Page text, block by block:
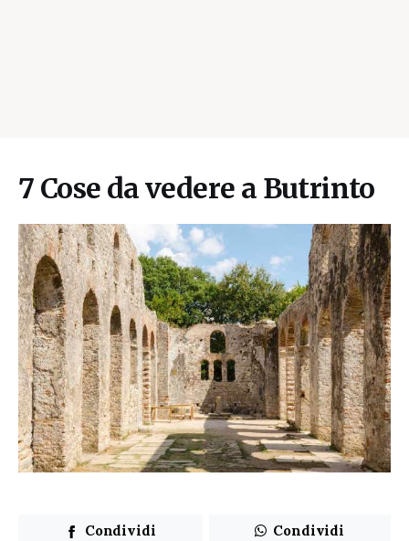
7 Cose da vedere a Butrinto
Condividi Condividi